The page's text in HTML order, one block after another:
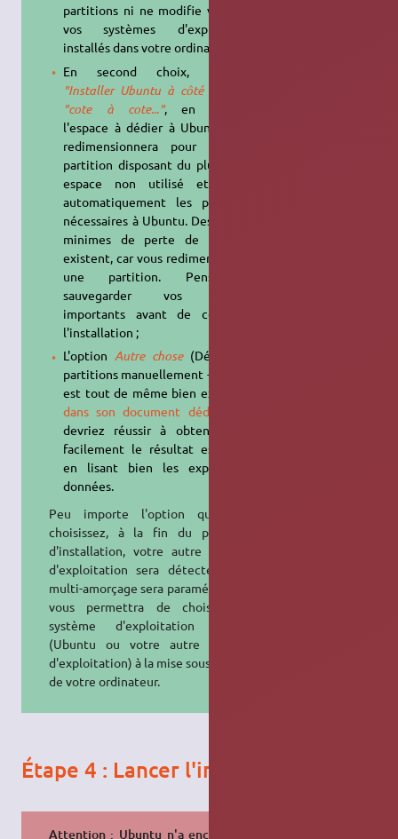
partitions ni ne modifie votre ou
vos systèmes d'exploitation
installés dans votre ordinateur ;
En second choix, préférez
"Installer Ubuntu à côté de..." ou
"cote à cote...", en ajustant
l'espace à dédier à Ubuntu. Ceci
redimensionnera pour vous la
partition disposant du plus grand
espace non utilisé et créera
automatiquement les partitions
nécessaires à Ubuntu. Des risques
minimes de perte de données
existent, car vous redimensionnez
une partition. Pensez à
sauvegarder vos fichiers
importants avant de continuer
l'installation ;
L'option Autre chose(Définir les
partitions manuellement - avancé)
est tout de même bien expliquée
dans son document dédié
devriez réussir à obtenir assez
facilement le résultat escompté
en lisant bien les explications
données.
Peu importe l'option que vous
choisissez, à la fin du processus
d'installation, votre autre système
d'exploitation sera détecté et un
multi-amorçage sera paramétré. Ceci
vous permettra de choisir quel
système d'exploitation charger
(Ubuntu ou votre autre système
d'exploitation) à la mise sous tension
de votre ordinateur.
Étape 4 : Lancer l'installation
Attention : Ubuntu n'a encore rien